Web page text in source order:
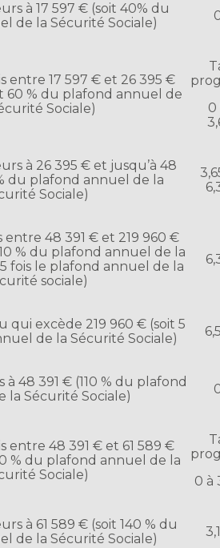
à 17 597 € (soit 40% du
de la Sécurité Sociale)
entre 17 597 € et 26 395 €
60 % du plafond annuel de
Sociale)
0
à 26 395 € et jusqu’à 48
du plafond annuel de la
Sociale)
entre 48 391 € et 219 960 €
% du plafond annuel de la
fois le plafond annuel de la
sociale)
qui excède 219 960 € (soit 5
de la Sécurité Sociale)
48 391 € (110 % du plafond
la Sécurité Sociale)
entre 48 391 € et 61 589 €
% du plafond annuel de la
Sociale)
0 à
à 61 589 € (soit 140 % du
de la Sécurité Sociale)